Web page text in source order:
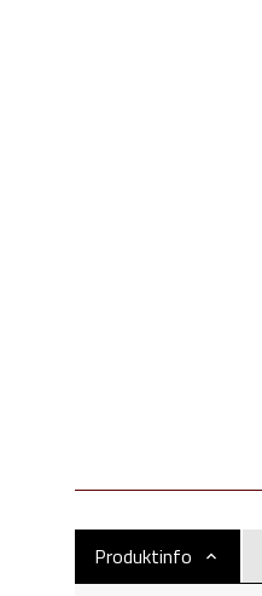
Produktinfo